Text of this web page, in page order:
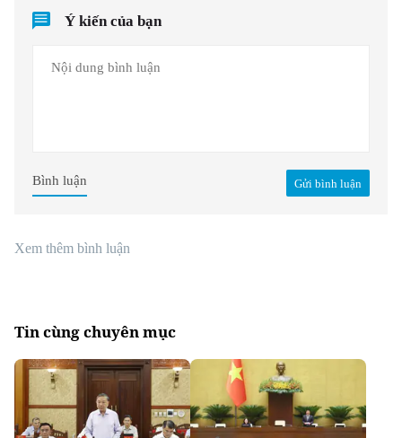
Ý kiến của bạn
Gửi bình luận
Bình luận
Xem thêm bình luận
Tin cùng chuyên mục